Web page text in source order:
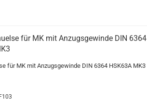
für MK mit Anzugsgewinde DIN 6364
für MK mit Anzugsgewinde DIN 6364 HSK63A MK3